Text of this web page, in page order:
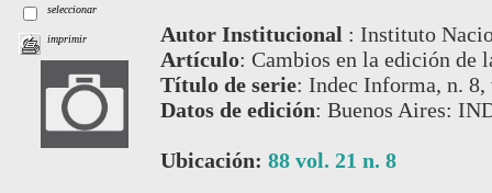
seleccionar
imprimir Autor Institucional : Instituto
Artículo: Cambios en la edición de
Título de serie: Indec Informa, n. 8,
Datos de edición: Buenos Aires:
Ubicación: 88 vol. 21 n. 8